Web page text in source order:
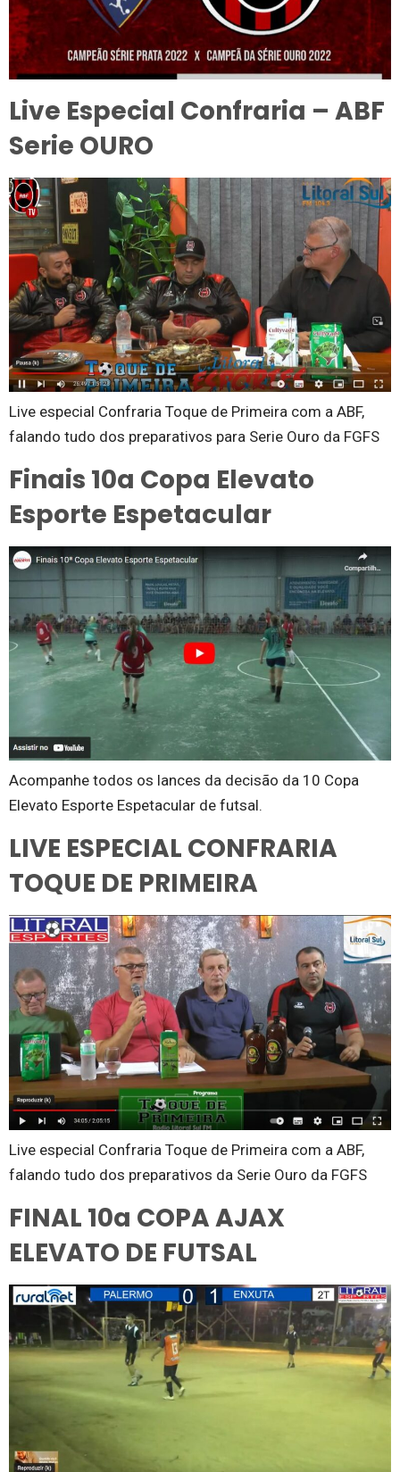
Live Especial Confraria – ABF
Serie OURO
Live especial Confraria Toque de Primeira com a ABF,
falando tudo dos preparativos para Serie Ouro da FGFS
Finais 10a Copa Elevato
Esporte Espetacular
Acompanhe todos os lances da decisão da 10 Copa
Elevato Esporte Espetacular de futsal.
LIVE ESPECIAL CONFRARIA
TOQUE DE PRIMEIRA
Live especial Confraria Toque de Primeira com a ABF,
falando tudo dos preparativos da Serie Ouro da FGFS
FINAL 10a COPA AJAX
ELEVATO DE FUTSAL